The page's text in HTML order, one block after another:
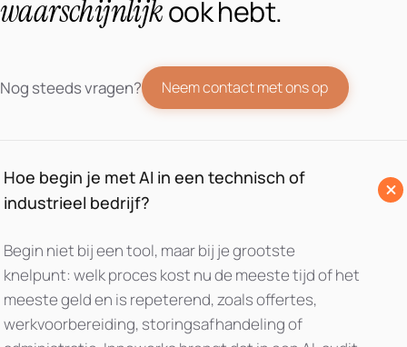
waarschijnlijkook hebt.
Nog steeds vragen? Neem contact met ons op
Hoe begin je met AI in een technisch of
industrieel bedrijf?
Begin niet bij een tool, maar bij je grootste
knelpunt: welk proces kost nu de meeste tijd of het
meeste geld en is repeterend, zoals offertes,
werkvoorbereiding, storingsafhandeling of